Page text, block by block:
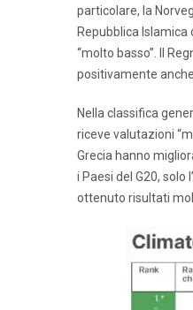
particolare, la
Repubblica
“molto basso”. Il
positivamente
Nella classifica
riceve valutazioni
Grecia hanno
i Paesi del G20,
ottenuto risultati